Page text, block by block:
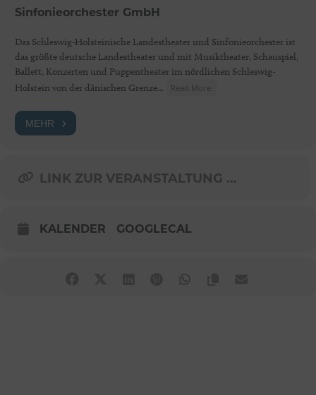
Sinfonieorchester GmbH
Das Schleswig-Holsteinische Landestheater und Sinfonieorchester ist
das größte deutsche Landestheater und mit Musiktheater, Schauspiel,
Ballett, Konzerten und Puppentheater im nördlichen Schleswig-
Holstein von der dänischen Grenze...
Read More.
MEHR
LINK ZUR VERANSTALTUNG ...
KALENDER GOOGLECAL